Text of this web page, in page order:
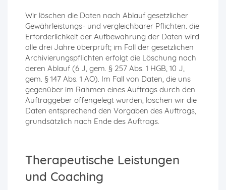
Wir löschen die Daten nach Ablauf gesetzlicher
Gewährleistungs- und vergleichbarer Pflichten. die
Erforderlichkeit der Aufbewahrung der Daten wird
alle drei Jahre überprüft; im Fall der gesetzlichen
Archivierungspflichten erfolgt die Löschung nach
deren Ablauf (6 J, gem. § 257 Abs. 1 HGB, 10 J,
gem. § 147 Abs. 1 AO). Im Fall von Daten, die uns
gegenüber im Rahmen eines Auftrags durch den
Auftraggeber offengelegt wurden, löschen wir die
Daten entsprechend den Vorgaben des Auftrags,
grundsätzlich nach Ende des Auftrags.
Therapeutische Leistungen
und Coaching